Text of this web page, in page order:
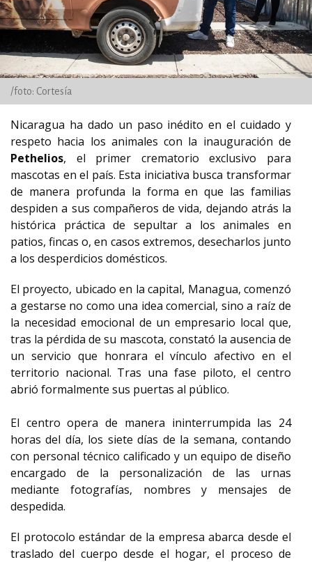
/foto: Cortesía
Nicaragua ha dado un paso inédito en el cuidado y
respeto hacia los animales con la inauguración de
Pethelios, el primer crematorio exclusivo para
mascotas en el país. Esta iniciativa busca transformar
de manera profunda la forma en que las familias
despiden a sus compañeros de vida, dejando atrás la
histórica práctica de sepultar a los animales en
patios, fincas o, en casos extremos, desecharlos junto
a los desperdicios domésticos.
El proyecto, ubicado en la capital, Managua, comenzó
a gestarse no como una idea comercial, sino a raíz de
la necesidad emocional de un empresario local que,
tras la pérdida de su mascota, constató la ausencia de
un servicio que honrara el vínculo afectivo en el
territorio nacional. Tras una fase piloto, el centro
abrió formalmente sus puertas al público.
El centro opera de manera ininterrumpida las 24
horas del día, los siete días de la semana, contando
con personal técnico calificado y un equipo de diseño
encargado de la personalización de las urnas
mediante fotografías, nombres y mensajes de
despedida.
El protocolo estándar de la empresa abarca desde el
traslado del cuerpo desde el hogar, el proceso de